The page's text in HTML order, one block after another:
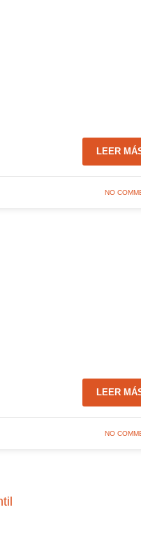
LEER
NO
LEER
NO